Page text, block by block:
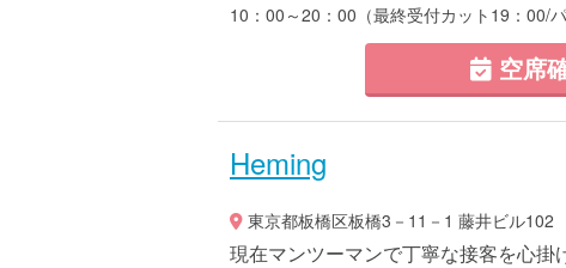
10：00～20：00（最終受付カット19：00/
空席
Heming
東京都板橋区板橋3－11－1 藤井ビル102
現在マンツーマンで丁寧な接客を心